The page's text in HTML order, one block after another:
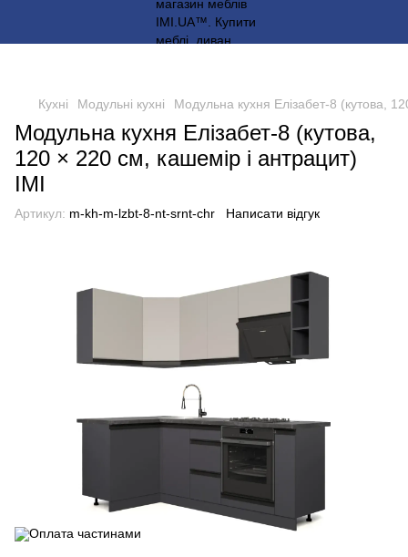
Кухні Модульні кухні Модульна кухня Елізабет-8 (кутова,
Модульна кухня Елізабет-8 (кутова,
120 × 220 см, кашемір і антрацит)
IMI
Артикул: m-kh-m-lzbt-8-nt-srnt-chr Написати відгук